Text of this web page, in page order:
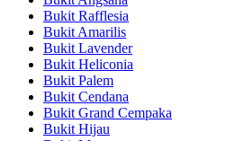
Bukit Rafflesia
Bukit Amarilis
Bukit Lavender
Bukit Heliconia
Bukit Palem
Bukit Cendana
Bukit Grand Cempaka
Bukit Hijau